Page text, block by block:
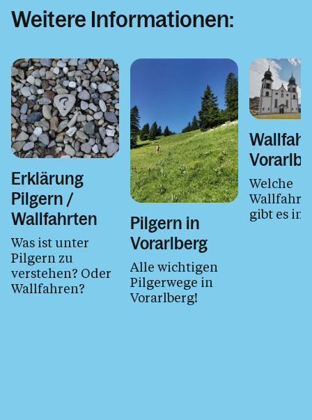
Weitere Informationen:
Erklärung
Pilgern /
Wallfahrten
Was ist unter
Pilgern zu
verstehen? Oder
Wallfahren?
Pilgern in
Vorarlberg
Alle wichtigen
Pilgerwege in
Vorarlberg!
Welche
gibt es im